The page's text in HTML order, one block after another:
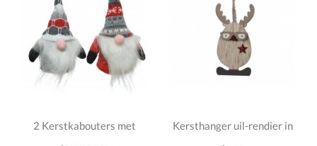
2 Kerstkabouters met
Kersthanger uil-rendier in